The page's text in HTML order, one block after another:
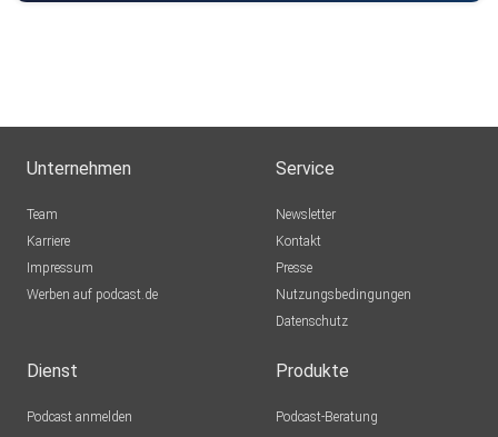
Unternehmen
Team
Karriere
Impressum
Werben auf podcast.de
Service
Newsletter
Kontakt
Presse
Nutzungsbedingungen
Datenschutz
Dienst
Podcast anmelden
Produkte
Podcast-Beratung